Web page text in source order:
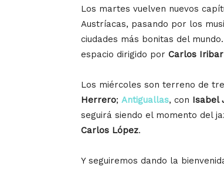
Los martes vuelven nuevos
Austríacas, pasando por los
ciudades más bonitas del
espacio dirigido por Carlos
Los miércoles son terreno de
Herrero; Antiguallas, con Isabel
seguirá siendo el momento del
Carlos López.
Y seguiremos dando la